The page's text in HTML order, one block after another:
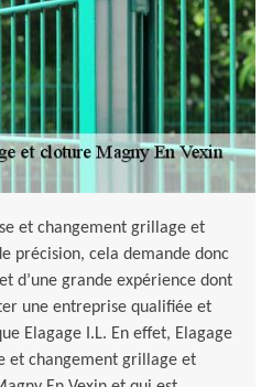
et changement grillage et
précision, cela demande donc
d’une grande expérience dont
une entreprise qualifiée et
Elagage I.L. En effet, Elagage
et changement grillage et